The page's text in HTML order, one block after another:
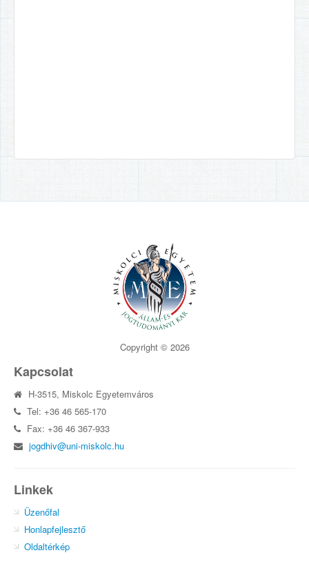
Copyright © 2026
Kapcsolat
H-3515, Miskolc Egyetemváros
Tel: +36 46 565-170
Fax: +36 46 367-933
jogdhiv@uni-miskolc.hu
Linkek
Üzenőfal
Honlapfejlesztő
Oldaltérkép